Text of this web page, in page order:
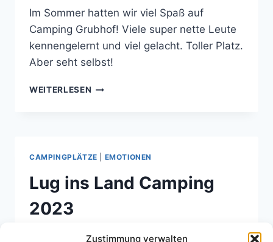
Zustimmung verwalten
Im Sommer hatten wir viel Spaß auf
Camping Grubhof! Viele super nette Leute
kennengelernt und viel gelacht. Toller Platz.
Aber seht selbst!
WEITERLESEN CAMPING
WOCHEN
FREUDE
CAMPINGPLÄTZE EMOTIONEN
Lug ins Land Camping
2023
31. August 2023